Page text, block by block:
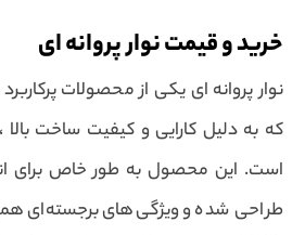
خرید و قیمت نوار پروانه ای
نوار پروانه ای یکی از محصولات
که به دلیل کارایی و کیفیت ساخت بالا
است. این محصول به طور خاص برای
طراحی شده و ویژگی‌های برجسته‌ای